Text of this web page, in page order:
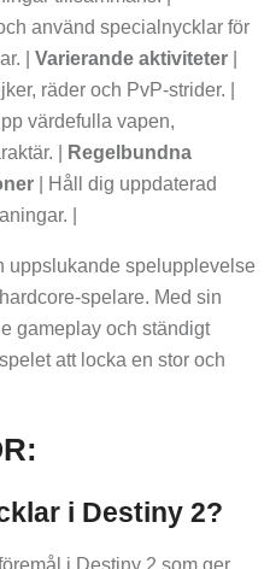
använd specialnycklar för
| Varierande aktiviteter |
räder och PvP-strider. |
värdefulla vapen,
| Regelbundna
| Håll dig uppdaterad
|
uppslukande spelupplevelse
spelare. Med sin
gameplay och ständigt
att locka en stor och
i Destiny 2?
i Destiny 2 som ger